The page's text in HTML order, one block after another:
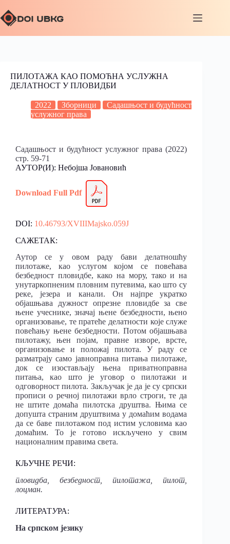
ПИЛОТАЖА КАО ПОМОЋНА УСЛУЖНА
ДЕЛАТНОСТ У ПЛОВИДБИ
2022 Зборници
Садашњост и будућност
услужног права
Садашњост и будућност услужног права (2022)
стр. 59-71
АУТОР(И): Небојша Јовановић
Download Full Pdf
DOI: 10.46793/XVIIIMajsko.059J
САЖЕТАК:
Аутор се у овом раду бави делатношћу
пилотаже, као услугом којом се повећава
безбедност пловидбе, како на мору, тако и на
унутаркопненим пловним путевима, као што су
реке, језера и канали. Он најпре укратко
објашњава дужност опрезне пловидбе за све
њене учеснике, значај њене безбедности, њено
организовање, те пратеће делатности које служе
повећању њене безбедности. Потом објашњава
пилотажу, њен појам, правне изворе, врсте,
организовање и положај пилота. У раду се
разматрају само јавноправна питања пилотаже,
док се изостављају њена приватноправна
питања, као што је уговор о пилотажи и
одговорност пилота. Закључак је да је су српски
прописи о речној пилотажи врло строги, те да
не штите домаћа пилотска друштва. Њима се
допушта страним друштвима у домаћим водама
да се баве пилотажом под истим условима као
домаћим. То је готово искључено у свим
националним правима света.
КЉУЧНЕ РЕЧИ:
пловидба, безбедност, пилотажа, пилот,
лоцман.
ЛИТЕРАТУРА:
На српском језику